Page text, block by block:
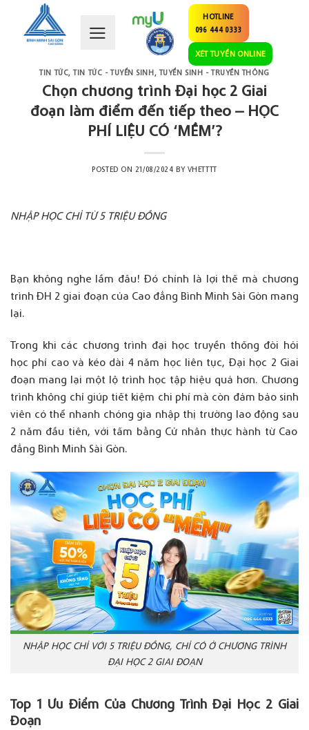
content
HOTLINE
096 444 0333
XÉT TUYỂN ONLINE
TIN TỨC,TIN TỨC - TUYỂN SINH,TUYỂN SINH - TRUYỀN THÔNG
Chọn chương trình Đại học 2 Giai
đoạn làm điểm đến tiếp theo – HỌC
PHÍ LIỆU CÓ ‘MỀM’?
POSTED ON 21/08/2024 BY VHETTTT
NHẬP HỌC CHỈ TỪ 5 TRIỆU ĐỒNG
Bạn không nghe lầm đâu!Đó chính là lợi thế mà chương
trình ĐH 2 giai đoạn của Cao đẳng Bình Minh Sài Gòn mang
lại.
Trong khi các chương trình đại học truyền thống đòi hỏi
học phí cao và kéo dài 4 năm học liên tục, Đại học 2 Giai
đoạn mang lại một lộ trình học tập hiệu quả hơn. Chương
trình không chỉ giúp tiết kiệm chi phí mà còn đảm bảo sinh
viên có thể nhanh chóng gia nhập thị trường lao động sau
2 năm đầu tiên, với tấm bằng Cử nhân thực hành từCao
đẳng Bình Minh Sài Gòn.
NHẬP HỌC CHỈ VỚI 5 TRIỆU ĐỒNG, CHỈ CÓ Ở CHƯƠNG TRÌNH
ĐẠI HỌC 2 GIAI ĐOẠN
Top 1 Ưu Điểm Của Chương Trình Đại Học 2 Giai
Đoạn